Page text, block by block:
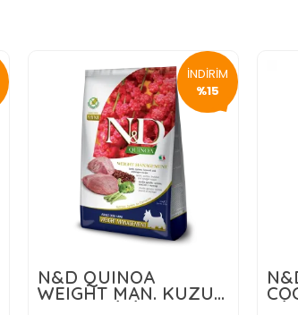
İNDİRİM
%15
N&D QUINOA
WEIGHT MAN. KUZU
ADULT MİNİ 2,5 KG